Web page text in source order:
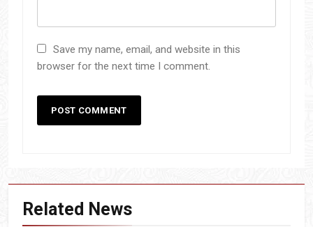
Save my name, email, and website in this
browser for the next time I comment.
Related News